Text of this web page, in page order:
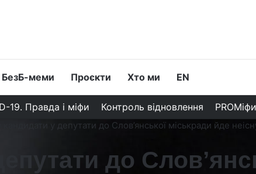
БезБ-меми Проєкти Хто ми EN
19. Правда і міфи Контроль відновлення PROМіфи
кандидати у депутати до Слов’янської міськради йде
до